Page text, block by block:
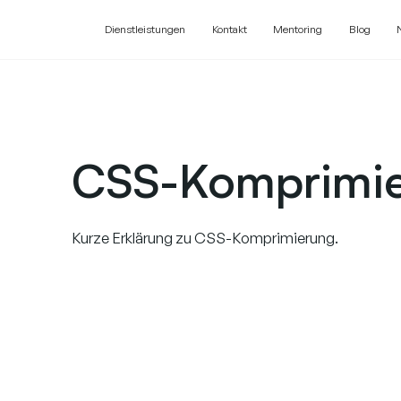
Dienstleistungen Kontakt Mentoring Blog
CSS-
Kurze Erklärung zu CSS-Komprimierung.